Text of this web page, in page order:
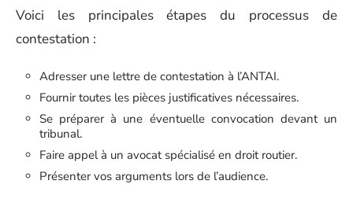
Voici les principales étapes du processus de
contestation :
Adresser une lettre de contestation à l’ANTAI.
Fournir toutes les pièces justificatives nécessaires.
Se préparer à une éventuelle convocation devant un
tribunal.
Faire appel à un avocat spécialisé en droit routier.
Présenter vos arguments lors de l’audience.